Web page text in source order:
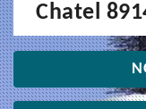
Chatel